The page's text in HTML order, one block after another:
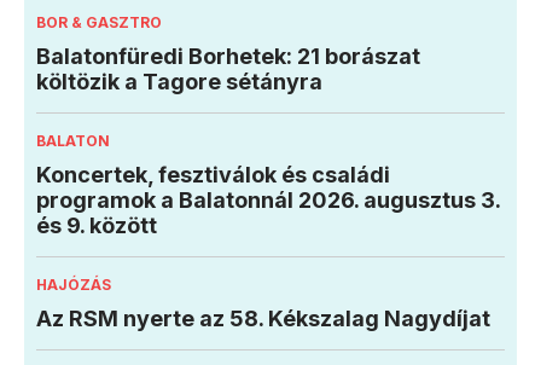
BOR & GASZTRO
Balatonfüredi Borhetek: 21 borászat
költözik a Tagore sétányra
BALATON
Koncertek, fesztiválok és családi
programok a Balatonnál 2026. augusztus 3.
és 9. között
HAJÓZÁS
Az RSM nyerte az 58. Kékszalag Nagydíjat